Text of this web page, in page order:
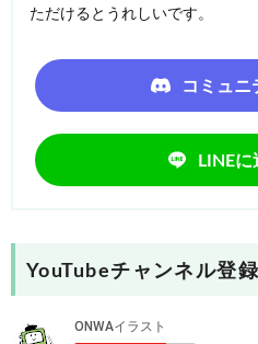
ただけるとうれしいです。
コミュニ
LINEに
YouTubeチャンネル登